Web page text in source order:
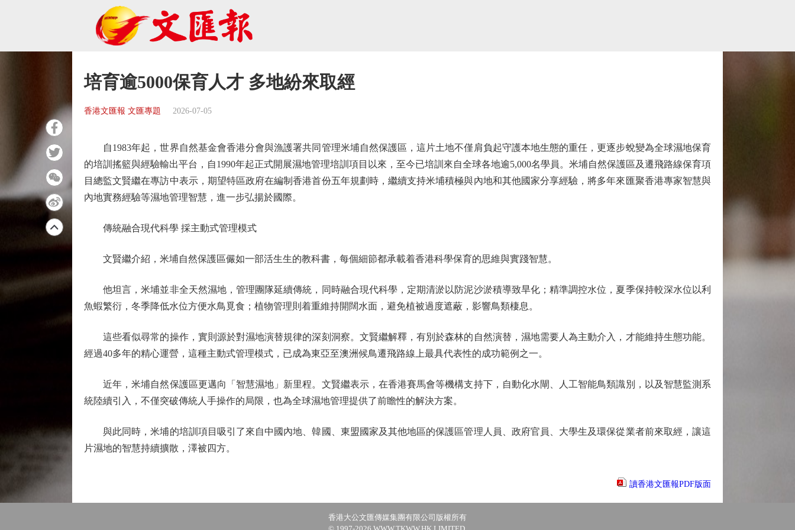
培育逾5000保育人才 多地紛來取經
香港文匯報 文匯專題 2026-07-05
自1983年起，世界自然基金會香港分會與漁護署共同管理米埔自然保護區，這片土地不僅肩負起守護本地生態的重任，更逐步蛻變為全球濕地保育
的培訓搖籃與經驗輸出平台，自1990年起正式開展濕地管理培訓項目以來，至今已培訓來自全球各地逾5,000名學員。米埔自然保護區及遷飛路線保育項
目總監文賢繼在專訪中表示，期望特區政府在編制香港首份五年規劃時，繼續支持米埔積極與內地和其他國家分享經驗，將多年來匯聚香港專家智慧與
內地實務經驗等濕地管理智慧，進一步弘揚於國際。
傳統融合現代科學 採主動式管理模式
文賢繼介紹，米埔自然保護區儼如一部活生生的教科書，每個細節都承載着香港科學保育的思維與實踐智慧。
他坦言，米埔並非全天然濕地，管理團隊延續傳統，同時融合現代科學，定期清淤以防泥沙淤積導致旱化；精準調控水位，夏季保持較深水位以利
魚蝦繁衍，冬季降低水位方便水鳥覓食；植物管理則着重維持開闊水面，避免植被過度遮蔽，影響鳥類棲息。
這些看似尋常的操作，實則源於對濕地演替規律的深刻洞察。文賢繼解釋，有別於森林的自然演替，濕地需要人為主動介入，才能維持生態功能。
經過40多年的精心運營，這種主動式管理模式，已成為東亞至澳洲候鳥遷飛路線上最具代表性的成功範例之一。
近年，米埔自然保護區更邁向「智慧濕地」新里程。文賢繼表示，在香港賽馬會等機構支持下，自動化水閘、人工智能鳥類識別，以及智慧監測系
統陸續引入，不僅突破傳統人手操作的局限，也為全球濕地管理提供了前瞻性的解決方案。
與此同時，米埔的培訓項目吸引了來自中國內地、韓國、東盟國家及其他地區的保護區管理人員、政府官員、大學生及環保從業者前來取經，讓這
片濕地的智慧持續擴散，澤被四方。
讀香港文匯報PDF版面
香港大公文匯傳媒集團有限公司版權所有